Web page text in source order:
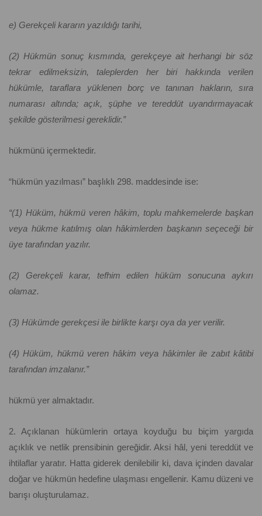
e) Gerekçeli kararın yazıldığı tarihi,
(2) Hükmün sonuç kısmında, gerekçeye ait herhangi bir söz
tekrar edilmeksizin, taleplerden her biri hakkında verilen
hükümle, taraflara yüklenen borç ve tanınan hakların, sıra
numarası altında; açık, şüphe ve tereddüt uyandırmayacak
şekilde gösterilmesi gereklidir.”
hükmünü içermektedir.
“hükmün yazılması” başlıklı 298. maddesinde ise:
“(1) Hüküm, hükmü veren hâkim, toplu mahkemelerde başkan
veya hükme katılmış olan hâkimlerden başkanın seçeceği bir
üye tarafından yazılır.
(2) Gerekçeli karar, tefhim edilen hüküm sonucuna aykırı
olamaz.
(3) Hükümde gerekçesi ile birlikte karşı oya da yer verilir.
(4) Hüküm, hükmü veren hâkim veya hâkimler ile zabıt kâtibi
tarafından imzalanır.”
hükmü yer almaktadır.
2. Açıklanan hükümlerin ortaya koyduğu bu biçim yargıda
açıklık ve netlik prensibinin gereğidir. Aksi hâl, yeni tereddüt ve
ihtilaflar yaratır. Hatta giderek denilebilir ki, dava içinden davalar
doğar ve hükmün hedefine ulaşması engellenir. Kamu düzeni ve
barışı oluşturulamaz.